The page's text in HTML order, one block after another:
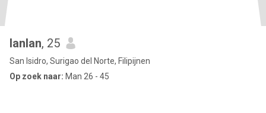
lanlan, 25
San Isidro, Surigao del Norte, Filipijnen
Op zoek naar: Man 26 - 45